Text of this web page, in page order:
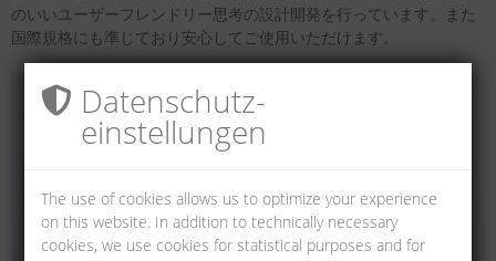
のいいユーザーフレンドリー思考の設計開発を行っています。また
国際規格にも準じており安心してご使用いただけます。
Datenschutz­
einstellungen
The use of cookies allows us to optimize your experience
on this website. In addition to technically necessary
cookies, we use cookies for statistical purposes and for